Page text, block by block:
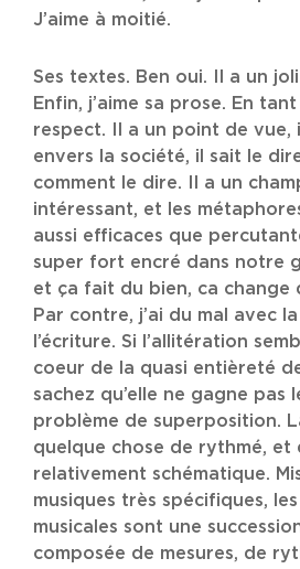
J’aime à moitié.
Ses textes. Ben oui. Il a un
Enfin, j’aime sa prose. En
respect. Il a un point de vue,
envers la société, il sait le
comment le dire. Il a un
intéressant, et les
aussi efficaces que
super fort encré dans notre
et ça fait du bien, ca change
Par contre, j’ai du mal avec
l’écriture. Si l’allitération
coeur de la quasi entièreté
sachez qu’elle ne gagne pas
problème de superposition.
quelque chose de rythmé, et
relativement schématique.
musiques très spécifiques,
musicales sont une
composée de mesures, de